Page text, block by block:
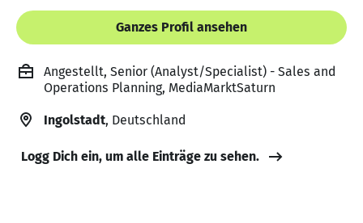
Ganzes Profil ansehen
Angestellt, Senior (Analyst/Specialist) - Sales and
Operations Planning, MediaMarktSaturn
Ingolstadt, Deutschland
Logg Dich ein, um alle Einträge zu sehen.